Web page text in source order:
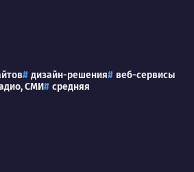
дизайн-решения
веб-сервисы
СМИ средняя